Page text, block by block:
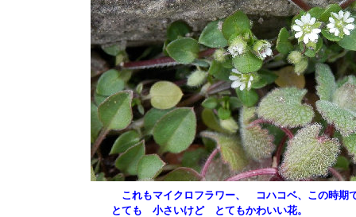
これもマイクロフラワー、 コハコベ、この時期
とても 小さいけど とてもかわいい花。